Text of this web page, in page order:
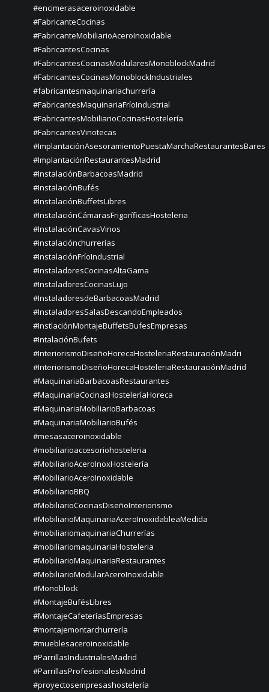
#encimerasaceroinoxidable
#FabricanteCocinas
#FabricanteMobiliarioAceroInoxidable
#FabricantesCocinas
#FabricantesCocinasModularesMonoblockMadrid
#FabricantesCocinasMonoblockIndustriales
#fabricantesmaquinariachurrería
#FabricantesMaquinariaFríoIndustrial
#FabricantesMobiliarioCocinasHostelería
#FabricantesVinotecas
#ImplantaciónAsesoramientoPuestaMarchaRestaurantesBares
#ImplantaciónRestaurantesMadrid
#InstalaciónBarbacoasMadrid
#InstalaciónBufés
#InstalaciónBuffetsLibres
#InstalaciónCámarasFrigoríficasHosteleria
#InstalaciónCavasVinos
#instalaciónchurrerías
#InstalaciónFríoIndustrial
#InstaladoresCocinasAltaGama
#InstaladoresCocinasLujo
#InstaladoresdeBarbacoasMadrid
#InstaladoresSalasDescandoEmpleados
#InstlaciónMontajeBuffetsBufesEmpresas
#IntalaciónBufets
#InteriorismoDiseñoHorecaHosteleriaRestauraciónMadri
#InteriorismoDiseñoHorecaHosteleriaRestauraciónMadrid
#MaquinariaBarbacoasRestaurantes
#MaquinariaCocinasHosteleríaHoreca
#MaquinariaMobiliarioBarbacoas
#MaquinariaMobiliarioBufés
#mesasaceroinoxidable
#mobiliarioaccesoriohosteleria
#MobiliarioAceroInoxHostelería
#MobiliarioAceroInoxidable
#MobiliarioBBQ
#MobiliarioCocinasDiseñoInteriorismo
#MobiliarioMaquinariaAceroInoxidableaMedida
#mobiliariomaquinariaChurrerías
#mobiliariomaquinariaHosteleria
#MobiliarioMaquinariaRestaurantes
#MobiliarioModularAceroInoxidable
#Monoblock
#MontajeBufésLibres
#MontajeCafeteríasEmpresas
#montajemontarchurrería
#mueblesaceroinoxidable
#ParrillasIndustrialesMadrid
#ParrillasProfesionalesMadrid
#proyectosempresashostelería